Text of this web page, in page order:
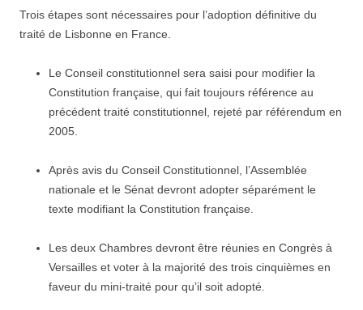
Trois étapes sont nécessaires pour l’adoption définitive du
traité de Lisbonne en France.
Le Conseil constitutionnel sera saisi pour modifier la
Constitution française, qui fait toujours référence au
précédent traité constitutionnel, rejeté par référendum en
2005.
Après avis du Conseil Constitutionnel, l’Assemblée
nationale et le Sénat devront adopter séparément le
texte modifiant la Constitution française.
Les deux Chambres devront être réunies en Congrès à
Versailles et voter à la majorité des trois cinquièmes en
faveur du mini-traité pour qu’il soit adopté.